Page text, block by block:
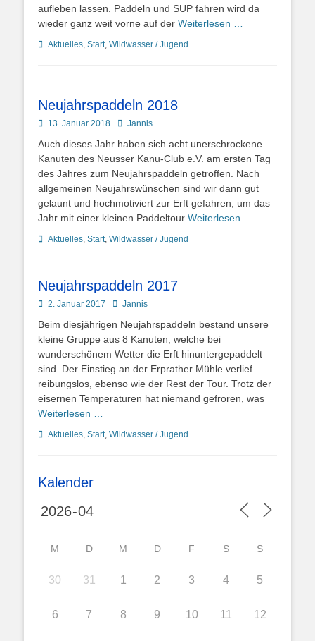
aufleben lassen. Paddeln und SUP fahren wird da
wieder ganz weit vorne auf der Weiterlesen …
Kategorien
Aktuelles, Start, Wildwasser / Jugend
Neujahrspaddeln 2018
Posted
13. Januar 2018 AutorJannis
Auch dieses Jahr haben sich acht unerschrockene
Kanuten des Neusser Kanu-Club e.V. am ersten Tag
des Jahres zum Neujahrspaddeln getroffen. Nach
allgemeinen Neujahrswünschen sind wir dann gut
gelaunt und hochmotiviert zur Erft gefahren, um das
Jahr mit einer kleinen Paddeltour Weiterlesen …
Kategorien
Aktuelles, Start, Wildwasser / Jugend
Neujahrspaddeln 2017
Posted
2. Januar 2017 AutorJannis
Beim diesjährigen Neujahrspaddeln bestand unsere
kleine Gruppe aus 8 Kanuten, welche bei
wunderschönem Wetter die Erft hinuntergepaddelt
sind. Der Einstieg an der Erprather Mühle verlief
reibungslos, ebenso wie der Rest der Tour. Trotz der
eisernen Temperaturen hat niemand gefroren, was
Weiterlesen …
Kategorien
Aktuelles, Start, Wildwasser / Jugend
Kalender
M D M D F S S
30 31 1 2 3 4 5
6 7 8 9 10 11 12